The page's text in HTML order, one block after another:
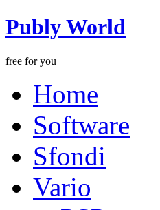
Publy World
free for you
Home
Software
Sfondi
Vario